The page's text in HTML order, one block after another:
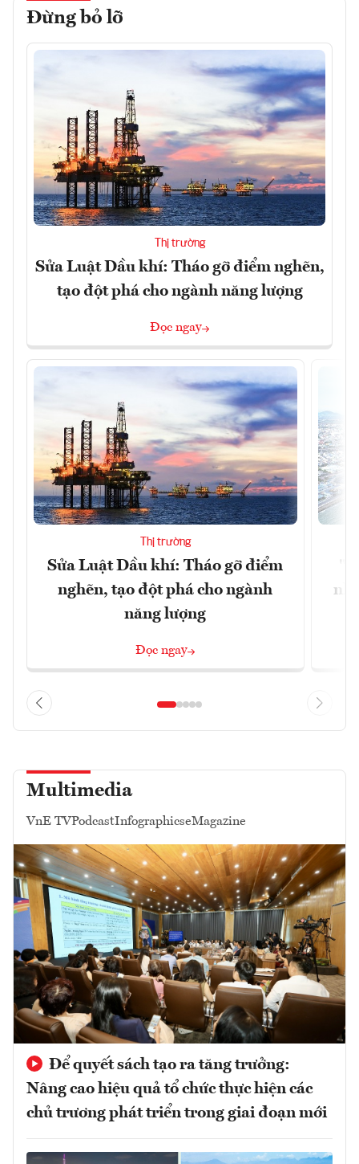
Đừng bỏ lỡ
Thị trường
Sửa Luật Dầu khí: Tháo gỡ điểm nghẽn,
tạo đột phá cho ngành năng lượng
Đọc ngay
Thị trường
Sửa Luật Dầu khí: Tháo gỡ điểm
nghẽn, tạo đột phá cho ngành
năng lượng
Đọc ngay
Multimedia
VnE TVPodcastInfographicseMagazine
Để quyết sách tạo ra tăng trưởng:
Nâng cao hiệu quả tổ chức thực hiện các
chủ trương phát triển trong giai đoạn mới